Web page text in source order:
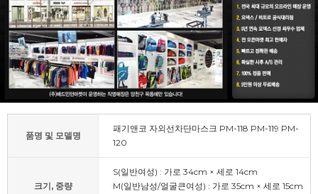
품명 및 모델명
패기앤코 자외선차단마스크 PM-118 PM-119 PM-
120
크기, 중량
S(일반여성) : 가로 34cm × 세로 14cm
M(일반남성/얼굴큰여성) : 가로 35cm × 세로 15cm